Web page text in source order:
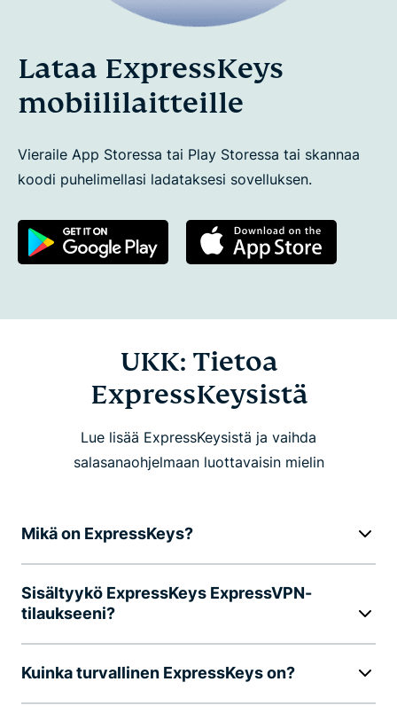
Lataa ExpressKeys
mobiililaitteille
Vieraile App Storessa tai Play Storessa tai skannaa
koodi puhelimellasi ladataksesi sovelluksen.
UKK: Tietoa
ExpressKeysistä
Lue lisää ExpressKeysistä ja vaihda
salasanaohjelmaan luottavaisin mielin
Mikä on ExpressKeys?
Sisältyykö ExpressKeys ExpressVPN-
tilaukseeni?
Kuinka turvallinen ExpressKeys on?